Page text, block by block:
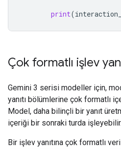
print(
Çok formatlı işlev
Gemini 3 serisi modeller için,
yanıtı bölümlerine çok formatlı
Model, daha bilinçli bir yanıt
içeriği bir sonraki turda işleyebilir.
Bir işlev yanıtına çok formatlı